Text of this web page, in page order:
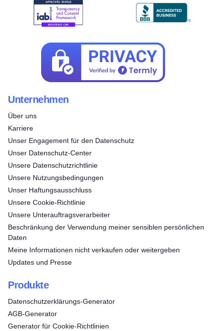
Unternehmen
Über uns
Karriere
Unser Engagement für den Datenschutz
Unser Datenschutz-Center
Unsere Datenschutzrichtlinie
Unsere Nutzungsbedingungen
Unser Haftungsausschluss
Unsere Cookie-Richtlinie
Unsere Unterauftragsverarbeiter
Beschränkung der Verwendung meiner sensiblen persönlichen
Daten
Meine Informationen nicht verkaufen oder weitergeben
Updates und Presse
Produkte
Datenschutzerklärungs-Generator
AGB-Generator
Generator für Cookie-Richtlinien